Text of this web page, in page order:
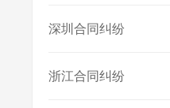
深圳合同纠纷
浙江合同纠纷